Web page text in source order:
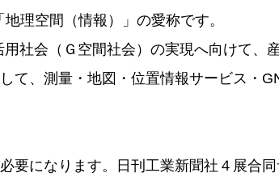
理空間（情報）」の愛称です。
社会（Ｇ空間社会）の実現へ向けて、
て、測量・地図・位置情報サービス・
要になります。日刊工業新聞社４展合同